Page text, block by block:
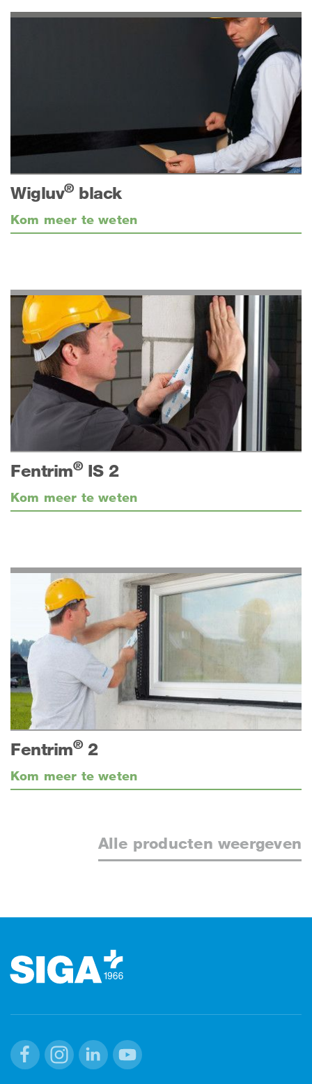
Wigluv®black
Kom meer te weten
Fentrim®IS 2
Kom meer te weten
Fentrim® 2
Kom meer te weten
Alle producten weergeven